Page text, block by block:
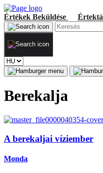
Értékek Beküldése
Berekalja
A berekaljai víziember
Monda